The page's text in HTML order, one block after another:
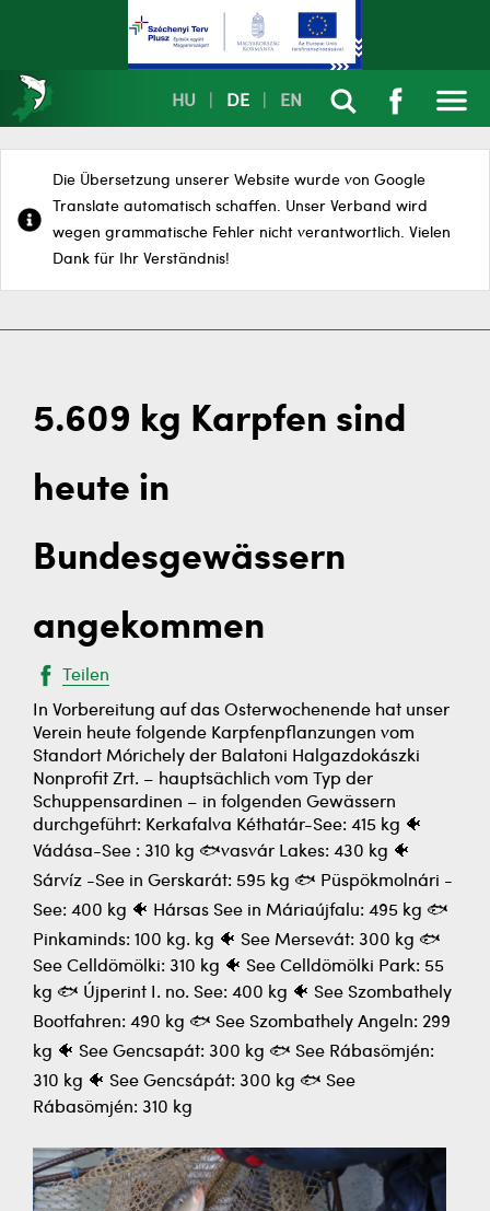
HU DE EN
Die Übersetzung unserer Website wurde von Google
Translate automatisch schaffen. Unser Verband wird
wegen grammatische Fehler nicht verantwortlich. Vielen
Dank für Ihr Verständnis!
5.609 kg Karpfen sind
heute in
Bundesgewässern
angekommen
Teilen
In Vorbereitung auf das Osterwochenende hat unser
Verein heute folgende Karpfenpflanzungen vom
Standort Mórichely der Balatoni Halgazdokászki
Nonprofit Zrt. – hauptsächlich vom Typ der
Schuppensardinen – in folgenden Gewässern
durchgeführt: Kerkafalva Kéthatár-See: 415 kg 🐠
Vádása-See : 310 kg 🐟vasvár Lakes: 430 kg 🐠
Sárvíz -See in Gerskarát: 595 kg 🐟 Püspökmolnári -
See: 400 kg 🐠 Hársas See in Máriaújfalu: 495 kg 🐟
Pinkaminds: 100 kg. kg 🐠 See Mersevát: 300 kg 🐟
See Celldömölki: 310 kg 🐠 See Celldömölki Park: 55
kg 🐟 Újperint I. no. See: 400 kg 🐠 See Szombathely
Bootfahren: 490 kg 🐟 See Szombathely Angeln: 299
kg 🐠 See Gencsapát: 300 kg 🐟 See Rábasömjén:
310 kg 🐠 See Gencsápát: 300 kg 🐟 See
Rábasömjén: 310 kg